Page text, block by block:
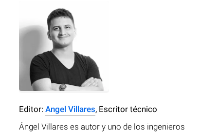
Editor: Angel Villares, Escritor técnico
Ángel Villares es autor y uno de los ingenieros